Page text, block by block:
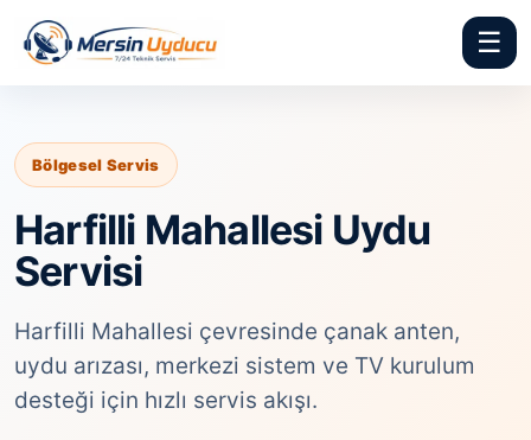
☰
Bölgesel Servis
Harfilli Mahallesi Uydu
Servisi
Harfilli Mahallesi çevresinde çanak anten,
uydu arızası, merkezi sistem ve TV kurulum
desteği için hızlı servis akışı.